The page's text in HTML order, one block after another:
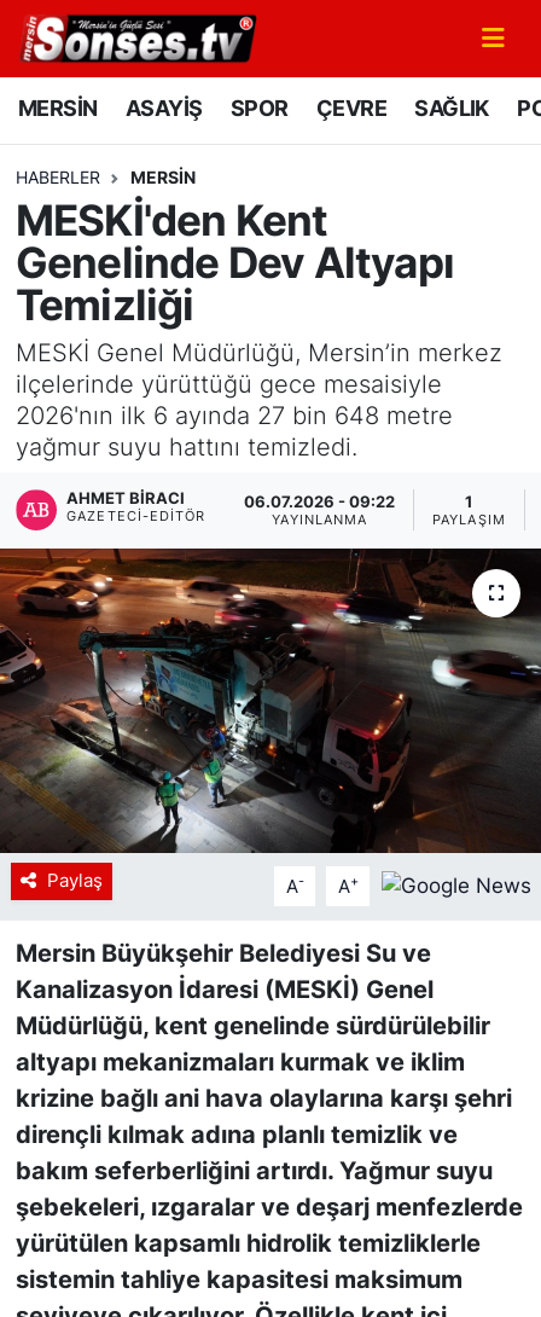
MERSİN ASAYİŞ SPOR ÇEVRE SAĞLIK
HABERLER MERSİN
MESKİ'den Kent
Genelinde Dev Altyapı
Temizliği
MESKİ Genel Müdürlüğü, Mersin’in merkez
ilçelerinde yürüttüğü gece mesaisiyle
2026'nın ilk 6 ayında 27 bin 648 metre
yağmur suyu hattını temizledi.
AHMET BIRACI
GAZETECI-EDITÖR
06.07.2026 - 09:22
YAYINLANMA
1
PAYLAŞIM
Paylaş A- A+
Mersin Büyükşehir Belediyesi Su ve
Kanalizasyon İdaresi (MESKİ) Genel
Müdürlüğü, kent genelinde sürdürülebilir
altyapı mekanizmaları kurmak ve iklim
krizine bağlı ani hava olaylarına karşı şehri
dirençli kılmak adına planlı temizlik ve
bakım seferberliğini artırdı. Yağmur suyu
şebekeleri, ızgaralar ve deşarj menfezlerde
yürütülen kapsamlı hidrolik temizliklerle
sistemin tahliye kapasitesi maksimum
MERSİN
SPOR
GÜNÜN MANŞETİ
DÜNYA
KÜLTÜR - SANAT
MAGAZİN
SAĞLIK
Siyaset
YEREL HABER
Haberde insan
Tanıtım
Mersin Nöbetçi Eczaneler
Mersin Namaz Vakitleri
Mersin Trafik Yoğunluk Haritası
Süper Lig Puan Durumu ve Fikstür
Tüm Manşetler
Son Dakika Haberleri
Haber Arşivi